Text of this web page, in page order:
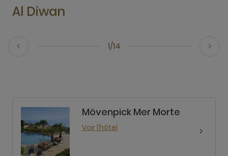
1/14
Al Diwan
Mövenpick Mer Morte
Voir l’hôtel